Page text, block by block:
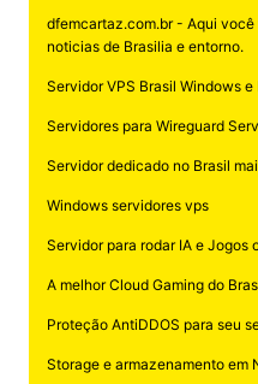
dfemcartaz.com.br - Aqui
noticias de Brasilia e entorno.
Servidor VPS Brasil Windows e
Servidores para Wireguard
Servidor dedicado no Brasil
Windows servidores vps
Servidor para rodar IA e Jogos
A melhor Cloud Gaming do
Proteção AntiDDOS para seu
Storage e armazenamento em